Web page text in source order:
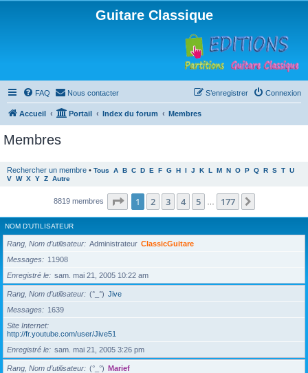
Guitare Classique
FAQ Nous contacter Connexion
S’enregistrer
Accueil Portail Index du forum Membres
Membres
Rechercher un membre • Tous A B C D E F G H I J K L M N O P Q R S T U
V W X Y Z Autre
8819 membres Page 1sur177
1 2 3 4 5 177
NOM D’UTILISATEUR
Rang, Nom d’utilisateur Administrateur ClassicGuitare
Messages
11908
Enregistré le
sam. mai 21, 2005 10:22 am
Rang, Nom d’utilisateur (°_°) Jive
Messages
1639
Site Internet
http://fr.youtube.com/user/Jive51
Enregistré le
sam. mai 21, 2005 3:26 pm
Rang, Nom d’utilisateur (°_°) Marief